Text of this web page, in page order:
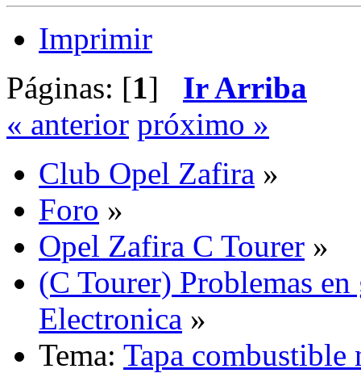
Imprimir
Páginas: [1] Ir Arriba
« anterior próximo »
Club Opel Zafira »
Foro »
Opel Zafira C Tourer »
(C Tourer) Problemas
Electronica »
Tema: Tapa combustible